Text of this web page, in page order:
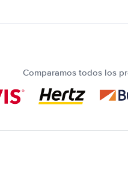
Comparamos todos los